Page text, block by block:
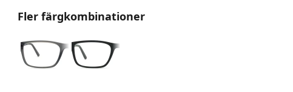
Fler färgkombinationer